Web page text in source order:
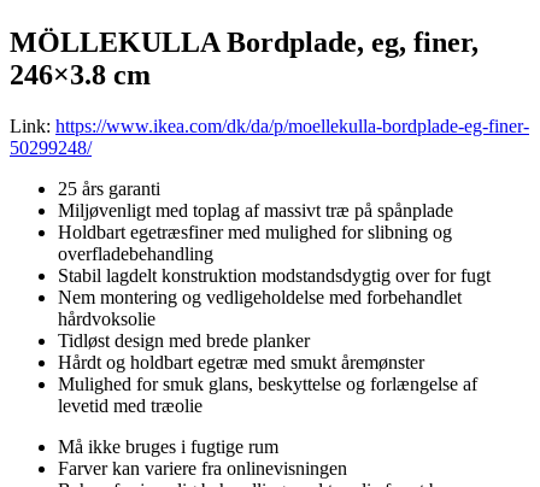
MÖLLEKULLA Bordplade, eg, finer,
246×3.8 cm
Link: https://www.ikea.com/dk/da/p/moellekulla-bordplade-eg-finer-
50299248/
25 års garanti
Miljøvenligt med toplag af massivt træ på spånplade
Holdbart egetræsfiner med mulighed for slibning og
overfladebehandling
Stabil lagdelt konstruktion modstandsdygtig over for fugt
Nem montering og vedligeholdelse med forbehandlet
hårdvoksolie
Tidløst design med brede planker
Hårdt og holdbart egetræ med smukt åremønster
Mulighed for smuk glans, beskyttelse og forlængelse af
levetid med træolie
Må ikke bruges i fugtige rum
Farver kan variere fra onlinevisningen